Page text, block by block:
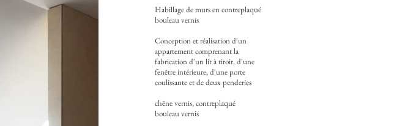
Habillage de murs en contreplaqué
bouleau vernis
Conception et réalisation d'un
appartement comprenant la
fabrication d'un lit à tiroir, d'une
fenêtre intérieure, d'une porte
coulissante et de deux penderies
chêne vernis, contreplaqué
bouleau vernis